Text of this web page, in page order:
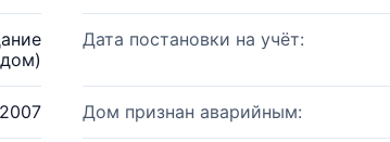
Дата постановки на учёт:
2007 Дом признан аварийным: